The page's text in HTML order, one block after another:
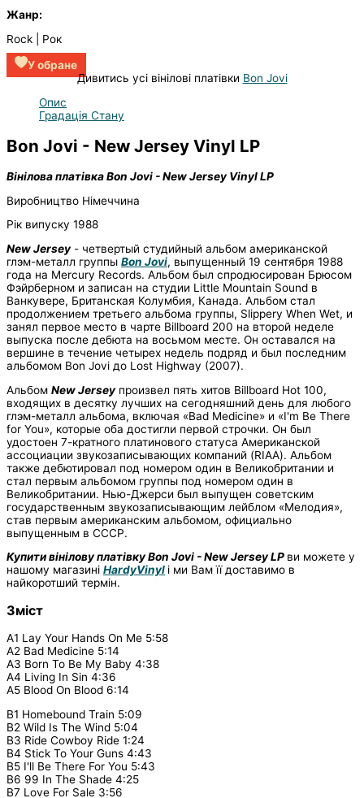
Жанр:
Rock | Рок
У обране
Дивитись усі вінілові платівки Bon Jovi
Опис
Градація Стану
Bon Jovi - New Jersey Vinyl LP
Вінілова платівка Bon Jovi - New Jersey Vinyl LP
Виробництво Німеччина
Рік випуску 1988
New Jersey- четвертый студийный альбом американской
глэм-металл группы Bon Jovi, выпущенный 19 сентября 1988
года на Mercury Records. Альбом был спродюсирован Брюсом
Фэйрберном и записан на студии Little Mountain Sound в
Ванкувере, Британская Колумбия, Канада. Альбом стал
продолжением третьего альбома группы, Slippery When Wet, и
занял первое место в чарте Billboard 200 на второй неделе
выпуска после дебюта на восьмом месте. Он оставался на
вершине в течение четырех недель подряд и был последним
альбомом Bon Jovi до Lost Highway (2007).
Альбом New Jerseyпроизвел пять хитов Billboard Hot 100,
входящих в десятку лучших на сегодняшний день для любого
глэм-металл альбома, включая «Bad Medicine» и «I'm Be There
for You», которые оба достигли первой строчки. Он был
удостоен 7-кратного платинового статуса Американской
ассоциации звукозаписывающих компаний (RIAA). Альбом
также дебютировал под номером один в Великобритании и
стал первым альбомом группы под номером один в
Великобритании. Нью-Джерси был выпущен советским
государственным звукозаписывающим лейблом «Мелодия»,
став первым американским альбомом, официально
выпущенным в СССР.
Купити вінілову платівкуBon Jovi - New Jersey LP ви можете у
нашому магазині HardyVinyl і ми Вам її доставимо в
найкоротший термін.
Зміст
A1 Lay Your Hands On Me 5:58
A2 Bad Medicine 5:14
A3 Born To Be My Baby 4:38
A4 Living In Sin 4:36
A5 Blood On Blood 6:14
B1 Homebound Train 5:09
B2 Wild Is The Wind 5:04
B3 Ride Cowboy Ride 1:24
B4 Stick To Your Guns 4:43
B5 I'll Be There For You 5:43
B6 99 In The Shade 4:25
B7 Love For Sale 3:56